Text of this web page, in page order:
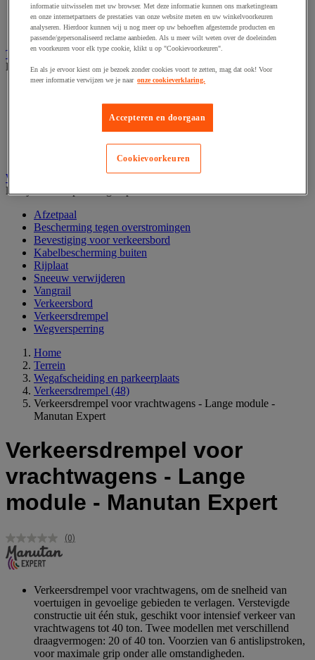
Overkapping multifunctioneel en voor tweewielers
Rookoverkapping
Tuin- en parkmachines
Bekijk de hele productgroep
Gemotoriseerde tuingereedschap
Pomp en regenwatercollector
Tuin handgereedschap
Wegafscheiding en parkeerplaats
Bekijk de hele productgroep
Afzetpaal
Bescherming tegen overstromingen
Bevestiging voor verkeersbord
Kabelbescherming buiten
Rijplaat
Sneeuw verwijderen
Vangrail
Verkeersbord
Verkeersdrempel
Wegversperring
Home
Terrein
Wegafscheiding en parkeerplaats
Verkeersdrempel (48)
Verkeersdrempel voor vrachtwagens - Lange module -
Manutan Expert
Verkeersdrempel voor
vrachtwagens - Lange
module - Manutan Expert
Geen
(0)
Verkeersdrempel voor vrachtwagens, om de snelheid van
voertuigen in gevoelige gebieden te verlagen. Verstevigde
constructie uit één stuk, geschikt voor intensief verkeer van
vrachtwagens tot 40 ton. Twee modellen met verschillend
draagvermogen: 20 of 40 ton. Voorzien van 6 antislipstroken,
voor maximale grip onder alle omstandigheden.
informatie uitwisselen met uw browser. Met deze informatie kunnen ons marketingteam
en onze internetpartners de prestaties van onze website meten en uw winkelvoorkeuren
analyseren. Hierdoor kunnen wij u nog meer op uw behoeften afgestemde producten en
passende/gepersonaliseerd reclame aanbieden. Als u meer wilt weten over de doeleinden
en voorkeuren voor elk type cookie, klikt u op "Cookievoorkeuren".
En als je ervoor kiest om je bezoek zonder cookies voort te zetten, mag dat ook! Voor
meer informatie verwijzen we je naar onze cookieverklaring.
Accepteren en doorgaan
Cookievoorkeuren